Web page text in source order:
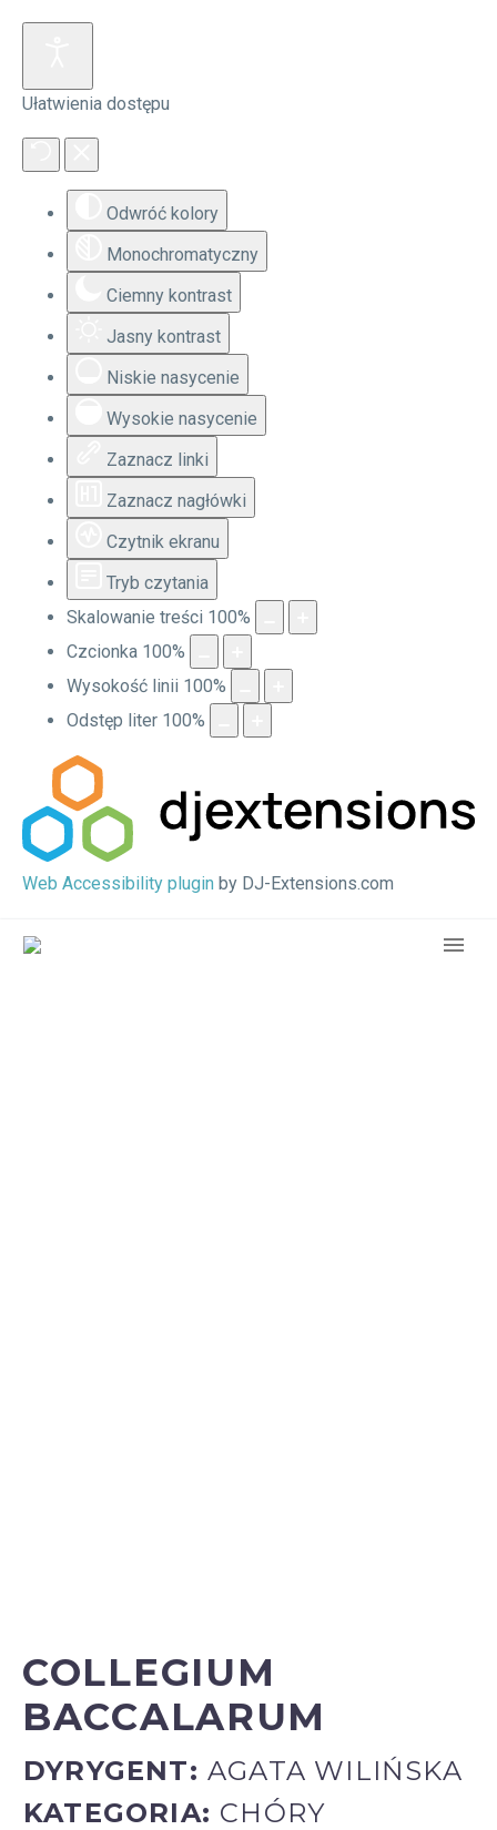
Ułatwienia dostępu
Odwróć kolory
Monochromatyczny
Ciemny kontrast
Jasny kontrast
Niskie nasycenie
Wysokie nasycenie
Zaznacz linki
Zaznacz nagłówki
Czytnik ekranu
Tryb czytania
Skalowanie treści 100%
Czcionka 100%
Wysokość linii 100%
Odstęp liter 100%
Web Accessibility plugin by DJ-Extensions.com
COLLEGIUM
BACCALARUM
DYRYGENT: AGATA WILIŃSKA
KATEGORIA: CHÓRY